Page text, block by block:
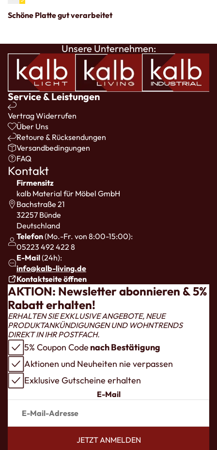
Schöne Platte gut verarbeitet
Unsere Unternehmen:
Service & Leistungen
Vertrag Widerrufen
Über Uns
Retoure & Rücksendungen
Versandbedingungen
FAQ
Kontakt
Firmensitz
kalb Material für Möbel GmbH
Bachstraße 21
32257 Bünde
Deutschland
Telefon(Mo.-Fr. von 8:00-15:00):
05223 492 422 8
E-Mail(24h):
info@kalb-living.de
Kontaktseite öffnen
AKTION: Newsletter abonnieren & 5%
Rabatt erhalten!
ERHALTEN SIE EXKLUSIVE ANGEBOTE, NEUE
PRODUKTANKÜNDIGUNGEN UND WOHNTRENDS
DIREKT IN IHR POSTFACH.
5% Coupon Code nach Bestätigung
Aktionen und Neuheiten nie verpassen
Exklusive Gutscheine erhalten
E-Mail
JETZT ANMELDEN